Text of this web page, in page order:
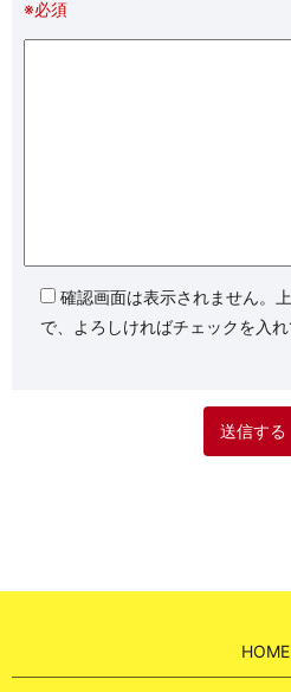
※必須
確認画面は表示されません。
で、よろしければチェックを入れ
HOME